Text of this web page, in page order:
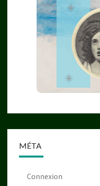
MÉTA
Connexion